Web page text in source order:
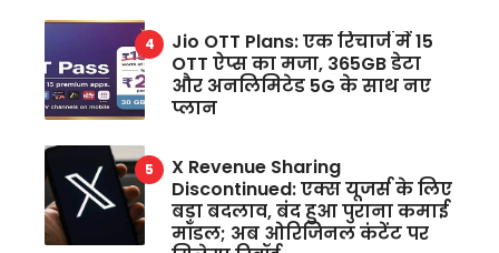
Jio OTT Plans: एक रिचार्ज में 15
OTT ऐप्स का मजा, 365GB डेटा
और अनलिमिटेड 5G के साथ नए
प्लान
X Revenue Sharing
Discontinued: एक्स यूजर्स के लिए
बड़ा बदलाव, बंद हुआ पुराना कमाई
मॉडल; अब ओरिजिनल कंटेंट पर